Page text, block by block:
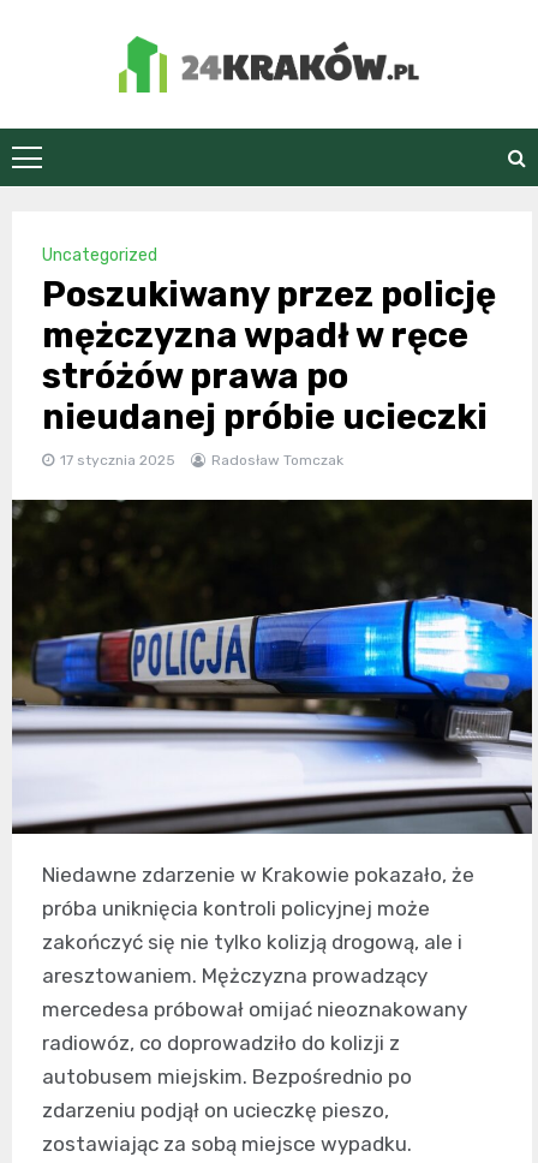
24Kraków.pl
Uncategorized
Poszukiwany przez policję
mężczyzna wpadł w ręce
stróżów prawa po
nieudanej próbie ucieczki
17 stycznia 2025 Radosław Tomczak
Niedawne zdarzenie w Krakowie pokazało, że
próba uniknięcia kontroli policyjnej może
zakończyć się nie tylko kolizją drogową, ale i
aresztowaniem. Mężczyzna prowadzący
mercedesa próbował omijać nieoznakowany
radiowóz, co doprowadziło do kolizji z
autobusem miejskim. Bezpośrednio po
zdarzeniu podjął on ucieczkę pieszo,
zostawiając za sobą miejsce wypadku.